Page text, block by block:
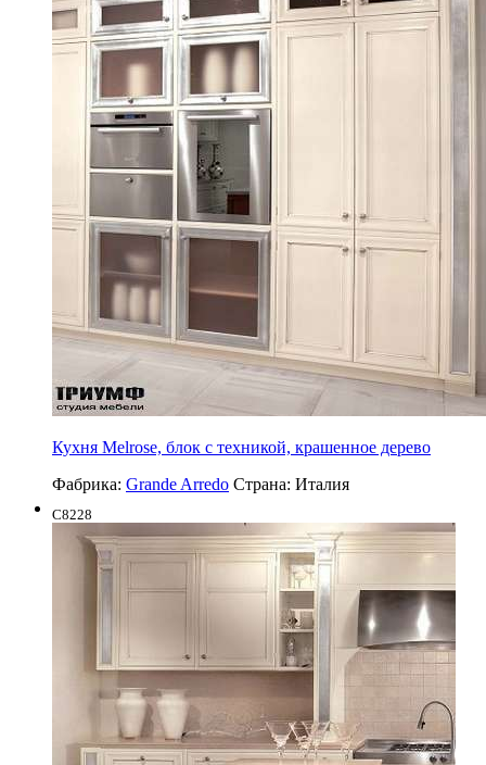
Кухня Melrose, блок с техникой, крашенное дерево
Фабрика: Grande Arredo Страна: Италия
C8228